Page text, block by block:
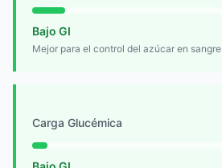
Bajo GI
Mejor para el control del azúcar en sangre
Carga Glucémica